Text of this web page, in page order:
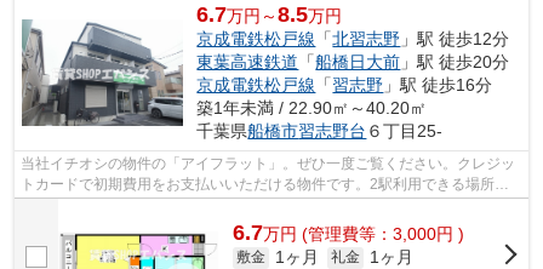
6.7万円～8.5万円
京成電鉄松戸線 「北習志野 」駅 徒歩12分
東葉高速鉄道 「船橋日大前 」駅 徒歩20分
京成電鉄松戸線 「習志野 」駅 徒歩16分
築1年未満 / 22.90㎡～40.20㎡
千葉県船橋市習志野台 ６丁目25-
当社イチオシの物件の「アイフラット」。ぜひ一度ご覧ください。クレジッ
トカードで初期費用をお支払いいただける物件です。2駅利用できる場所に
あり、行き先に合わせて使い分けができ...
6.7万円 (管理費等：3,000円 )
敷金 1ヶ月 礼金
1ヶ月